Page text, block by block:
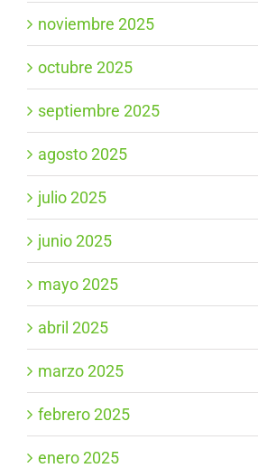
noviembre 2025
octubre 2025
septiembre 2025
agosto 2025
julio 2025
junio 2025
mayo 2025
abril 2025
marzo 2025
febrero 2025
enero 2025